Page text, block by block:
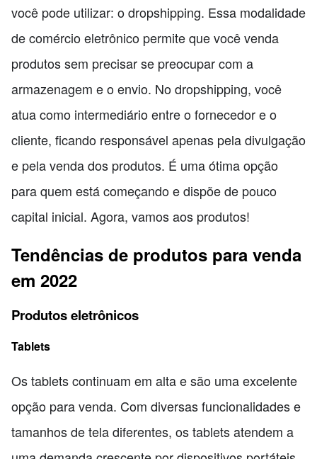
você pode utilizar: o dropshipping. Essa modalidade
de comércio eletrônico permite que você venda
produtos sem precisar se preocupar com a
armazenagem e o envio. No dropshipping, você
atua como intermediário entre o fornecedor e o
cliente, ficando responsável apenas pela divulgação
e pela venda dos produtos. É uma ótima opção
para quem está começando e dispõe de pouco
capital inicial. Agora, vamos aos produtos!
Tendências de produtos para venda
em 2022
Produtos eletrônicos
Tablets
Os tablets continuam em alta e são uma excelente
opção para venda. Com diversas funcionalidades e
tamanhos de tela diferentes, os tablets atendem a